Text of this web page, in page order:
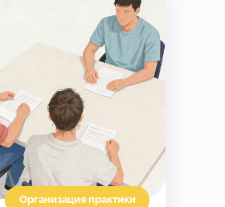
Организация практики